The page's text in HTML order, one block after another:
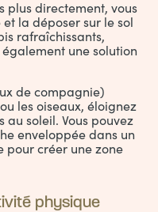
plus directement, vous
la déposer sur le sol
rafraîchissants,
une solution
de compagnie)
les oiseaux, éloignez
au soleil. Vous pouvez
enveloppée dans un
pour créer une zone
physique